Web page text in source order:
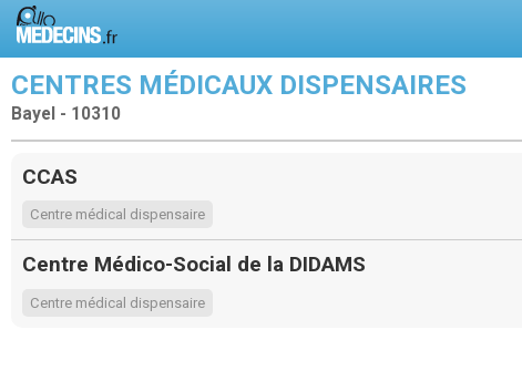
CENTRES MÉDICAUX DISPENSAIRES
Bayel - 10310
CCAS
Centre médical dispensaire
Centre Médico-Social de la DIDAMS
Centre médical dispensaire